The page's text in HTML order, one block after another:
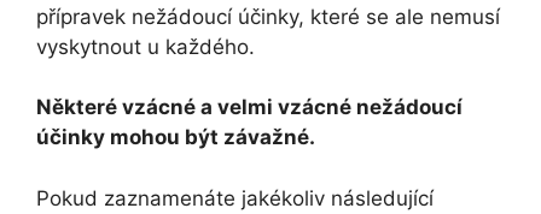
přípravek nežádoucí účinky, které se ale nemusí
vyskytnout u každého.
Některé vzácné a velmi vzácné nežádoucí
účinky mohou být závažné.
Pokud zaznamenáte jakékoliv následující